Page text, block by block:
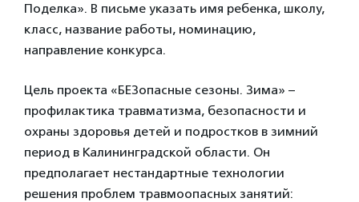
Поделка». В письме указать имя ребенка, школу,
класс, название работы, номинацию,
направление конкурса.
Цель проекта «БЕЗопасные сезоны. Зима» –
профилактика травматизма, безопасности и
охраны здоровья детей и подростков в зимний
период в Калининградской области. Он
предполагает нестандартные технологии
решения проблем травмоопасных занятий: